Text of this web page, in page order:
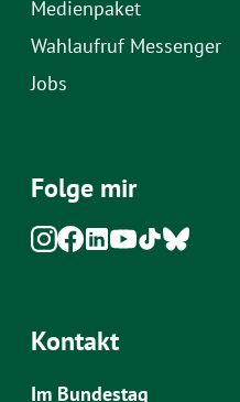
Medienpaket
Wahlaufruf Messenger
Jobs
Folge mir
Kontakt
Im Bundestag